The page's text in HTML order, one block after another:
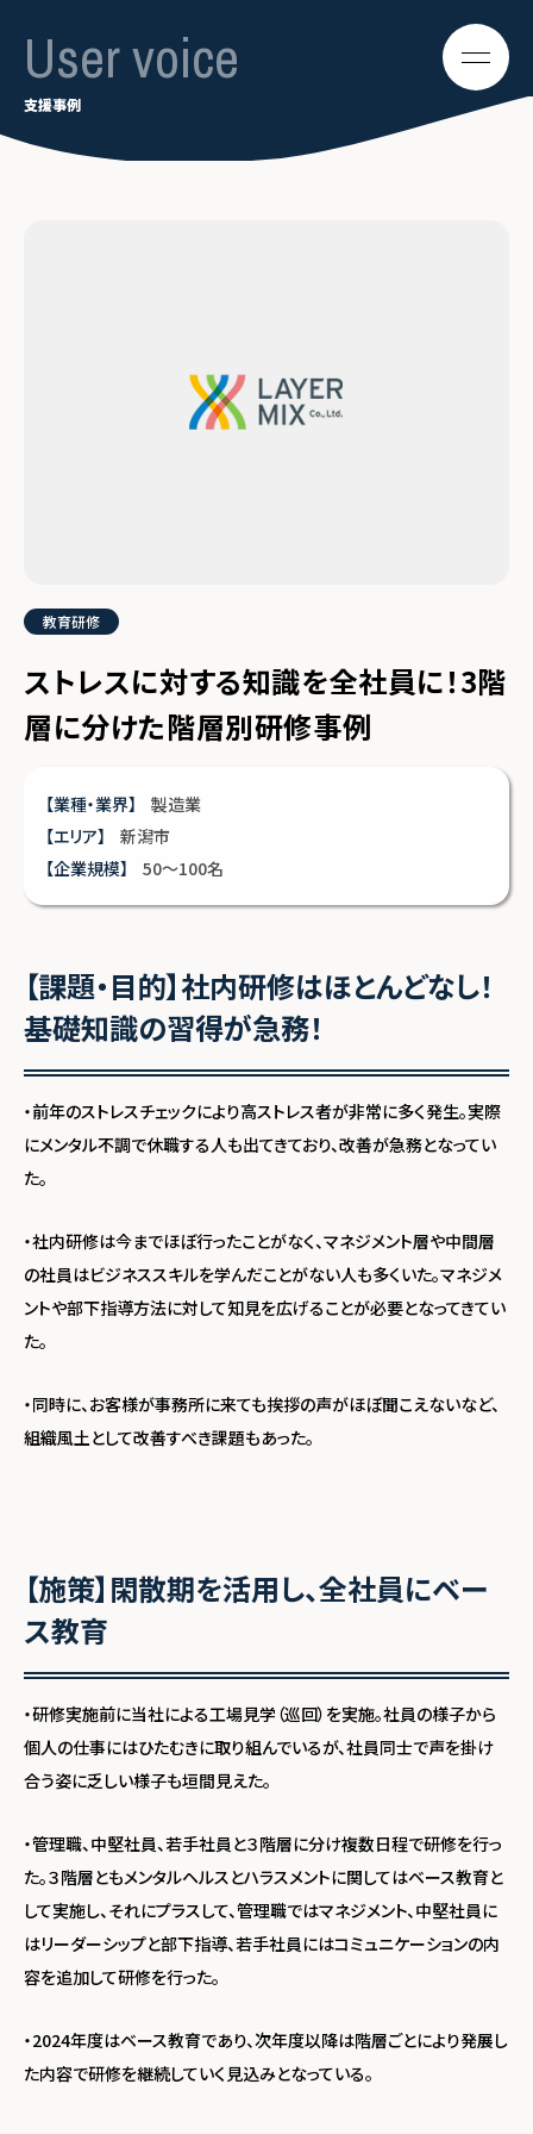
User voice
支援事例
教育研修
ストレスに対する知識を全社員に！3階
層に分けた階層別研修事例
【業種・業界】
製造業
【エリア】
新潟市
【企業規模】
50〜100名
【課題・目的】社内研修はほとんどなし！
基礎知識の習得が急務！
・前年のストレスチェックにより高ストレス者が非常に多く発生。実際
にメンタル不調で休職する人も出てきており、改善が急務となってい
た。
・社内研修は今までほぼ行ったことがなく、マネジメント層や中間層
の社員はビジネススキルを学んだことがない人も多くいた。マネジメ
ントや部下指導方法に対して知見を広げることが必要となってきてい
た。
・同時に、お客様が事務所に来ても挨拶の声がほぼ聞こえないなど、
組織風土として改善すべき課題もあった。
【施策】閑散期を活用し、全社員にベー
ス教育
・研修実施前に当社による工場見学（巡回）を実施。社員の様子から
個人の仕事にはひたむきに取り組んでいるが、社員同士で声を掛け
合う姿に乏しい様子も垣間見えた。
・管理職、中堅社員、若手社員と３階層に分け複数日程で研修を行っ
た。３階層ともメンタルヘルスとハラスメントに関してはベース教育と
して実施し、それにプラスして、管理職ではマネジメント、中堅社員に
はリーダーシップと部下指導、若手社員にはコミュニケーションの内
容を追加して研修を行った。
・2024年度はベース教育であり、次年度以降は階層ごとにより発展し
た内容で研修を継続していく見込みとなっている。